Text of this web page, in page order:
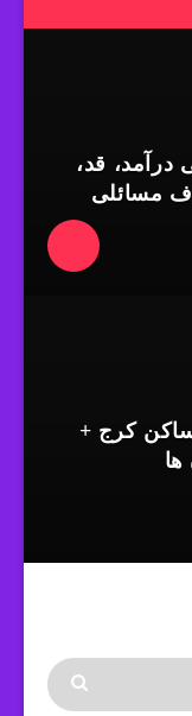
قد،
مسائلی
کرج +